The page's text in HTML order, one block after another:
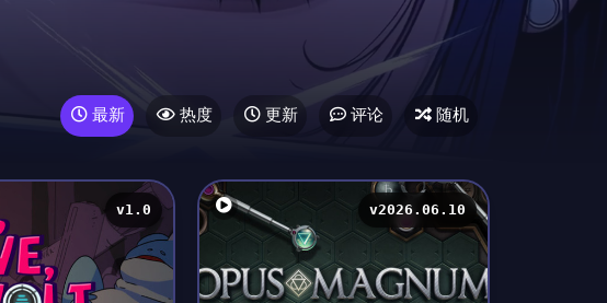
最新 热度 更新 评论 随机
v1.0 v2026.06.10